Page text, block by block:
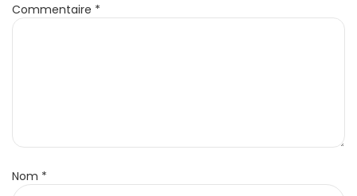
Commentaire *
Nom *